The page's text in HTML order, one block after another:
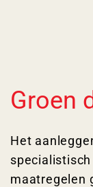
Groen
Het
maatregelen